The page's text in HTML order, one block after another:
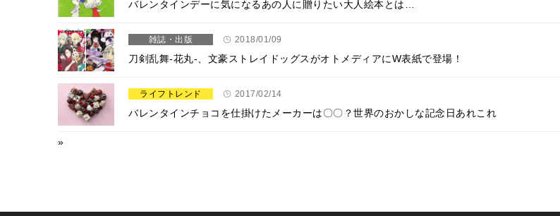
バレンタインデーに気になるあの人に贈りたい大人絵本とは…
雑誌・出版 2018/01/09
刀剣乱舞‐花丸‐、文豪ストレイドッグスがオトメディアにW表紙で登場！
ライフトレンド 2017/02/14
バレンタインチョコを仕掛けたメーカーは〇〇？世界のおかしな記念日あれこれ
»